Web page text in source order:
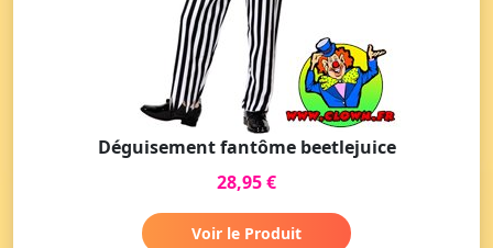
Déguisement fantôme beetlejuice
28,95 €
Voir le Produit